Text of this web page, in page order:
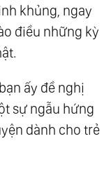
khủng, ngay
điều những kỳ
ấy đề nghị
sự ngẫu hứng
dành cho trẻ